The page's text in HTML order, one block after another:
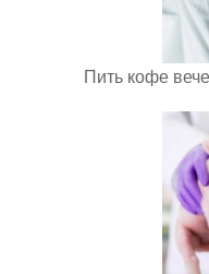
Пить кофе